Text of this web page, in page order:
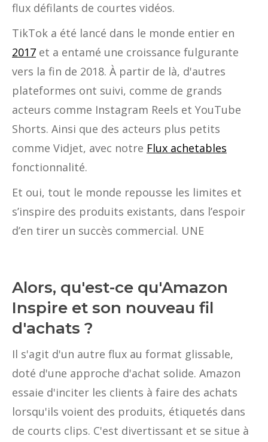
flux défilants de courtes vidéos.
TikTok a été lancé dans le monde entier en
2017 et a entamé une croissance fulgurante
vers la fin de 2018. À partir de là, d'autres
plateformes ont suivi, comme de grands
acteurs comme Instagram Reels et YouTube
Shorts. Ainsi que des acteurs plus petits
comme Vidjet, avec notre Flux achetables
fonctionnalité.
Et oui, tout le monde repousse les limites et
s’inspire des produits existants, dans l’espoir
d’en tirer un succès commercial. UNE
Alors, qu'est-ce qu'Amazon
Inspire et son nouveau fil
d'achats ?
Il s'agit d'un autre flux au format glissable,
doté d'une approche d'achat solide. Amazon
essaie d'inciter les clients à faire des achats
lorsqu'ils voient des produits, étiquetés dans
de courts clips. C'est divertissant et se situe à